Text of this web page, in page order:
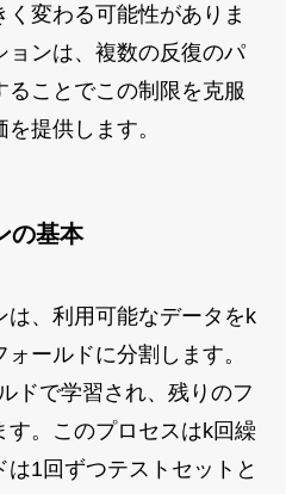
変わる可能性がありま
ョンは、複数の反復のパ
ることでこの制限を克服
提供します。
の基本
は、利用可能なデータをk
ールドに分割します。
ドで学習され、残りのフ
す。このプロセスはk回繰
は1回ずつテストセットと